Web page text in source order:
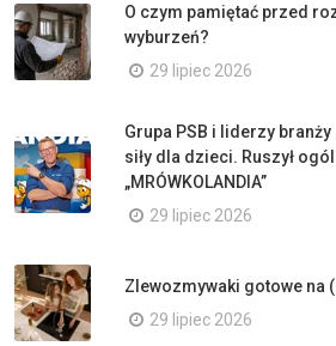
O czym pamiętać przed
wyburzeń?
29 lipiec 2026
Grupa PSB i liderzy
siły dla dzieci. Ruszył
„MRÓWKOLANDIA”
29 lipiec 2026
Zlewozmywaki gotowe na
29 lipiec 2026